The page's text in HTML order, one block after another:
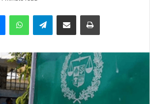
MessengerWhatsAppTelegramShare via Email Print